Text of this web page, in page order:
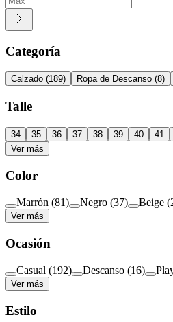
Categoría
Calzado (189) Ropa de Descanso (8)
Talle
34 35 36 37 38 39 40 41
Ver más
Color
Marrón (81) Negro (37) Beige (
Ver más
Ocasión
Casual (192) Descanso (16)
Ver más
Estilo